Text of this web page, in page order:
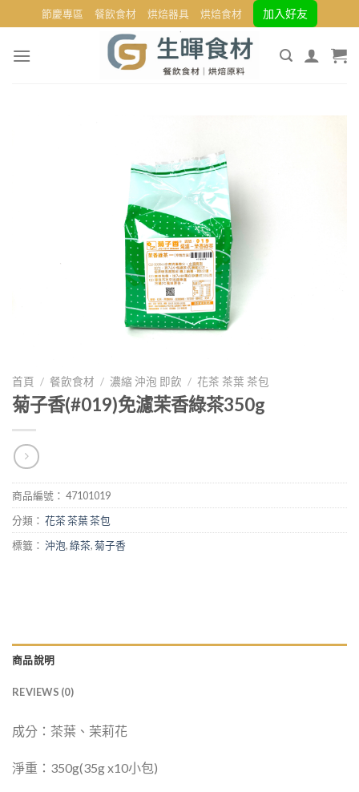
to
content
節慶專區 餐飲食材 烘焙器具 烘焙食材 加入好友
首頁 / 餐飲食材 / 濃縮 沖泡 即飲 / 花茶 茶葉 茶包
菊子香(#019)免濾茉香綠茶350g
商品編號： 47101019
分類： 花茶 茶葉 茶包
標籤： 沖泡,綠茶,菊子香
商品說明
REVIEWS (0)
成分：茶葉、茉莉花
淨重：350g(35g x10小包)